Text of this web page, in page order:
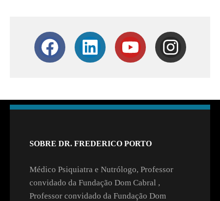
SOBRE DR. FREDERICO PORTO
Médico Psiquiatra e Nutrólogo, Professor
convidado da Fundação Dom Cabral ,
Professor convidado da Fundação Dom